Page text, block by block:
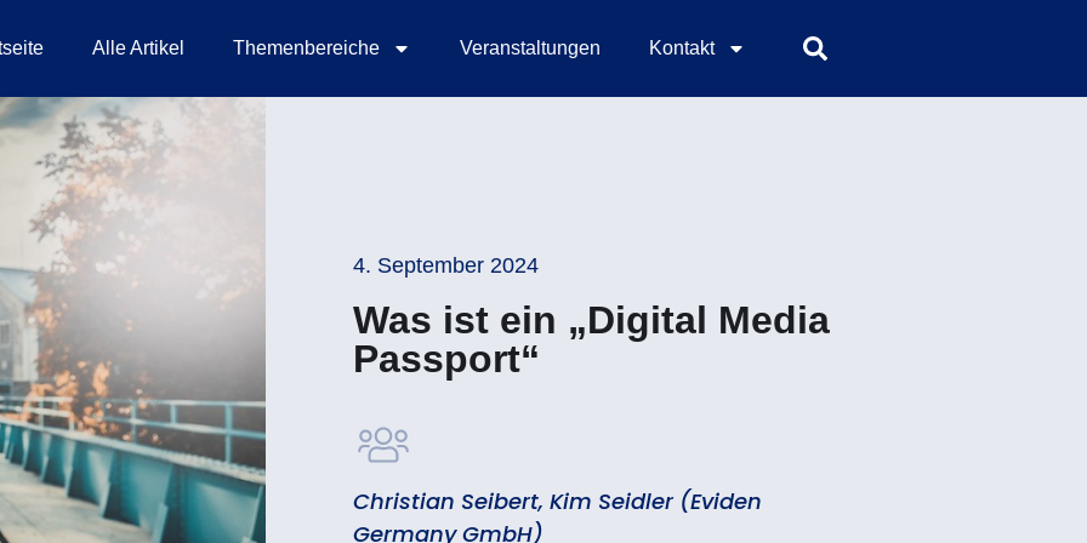
Alle Artikel Themenbereiche Veranstaltungen Kontakt
4. September 2024
Was ist ein „Digital Media
Passport“
Christian Seibert, Kim Seidler (Eviden
Germany GmbH)